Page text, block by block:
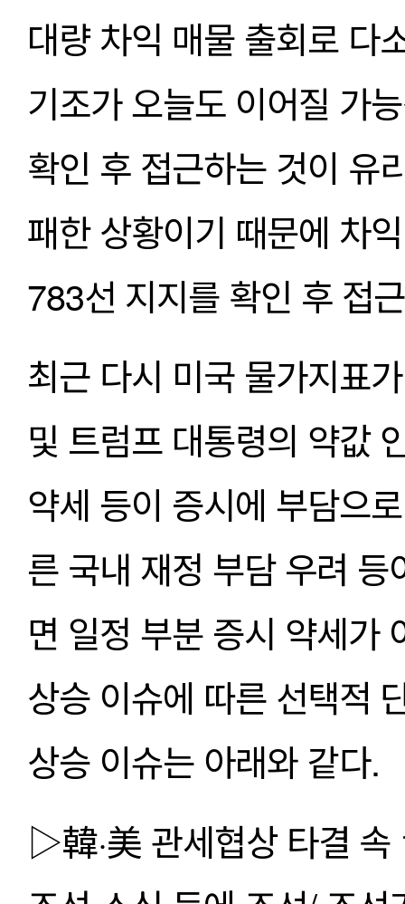
대량 차익 매물 출회로 다
기조가 오늘도 이어질 가
확인 후 접근하는 것이 유
패한 상황이기 때문에 차
783선 지지를 확인 후 접
최근 다시 미국 물가지표
및 트럼프 대통령의 약값
약세 등이 증시에 부담으
른 국내 재정 부담 우려
면 일정 부분 증시 약세가
상승 이슈에 따른 선택적
상승 이슈는 아래와 같다.
▷韓·美 관세협상 타결 속